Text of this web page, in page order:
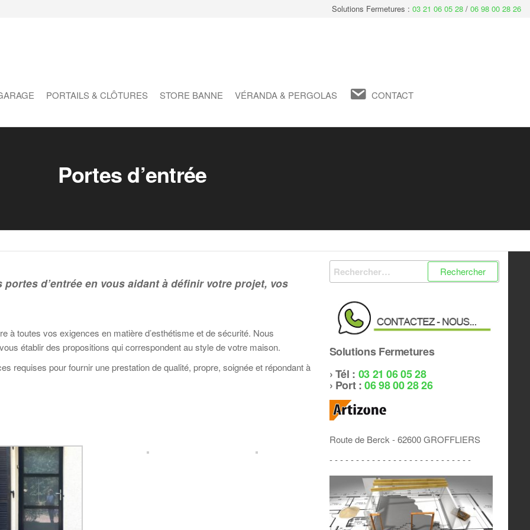
Solutions Fermetures : 03 21 06 05 28 / 06 98 00 28 26
PORTAILS & CLÔTURES STORE BANNE VÉRANDA & PERGOLAS CONTACT
Portes d’entrée
d’entrée en vous aidant à définir votre projet, vos
à toutes vos exigences en matière d’esthétisme et de sécurité. Nous
établir des propositions qui correspondent au style de votre maison.
requises pour fournir une prestation de qualité, propre, soignée et répondant à
Rechercher :
Solutions Fermetures
› Tél : 03 21 06 05 28
› Port :06 98 00 28 26
Route de Berck - 62600 GROFFLIERS
- - - - - - - - - - - - - - - - - - - - - - - - - - -